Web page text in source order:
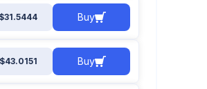
$31.5444 Buy
$43.0151 Buy